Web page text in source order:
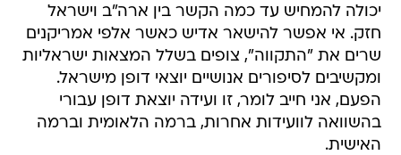
יכולה להמחיש עד כמה הקשר בין ארה"ב וישראל
חזק. אי אפשר להישאר אדיש כאשר אלפי אמריקנים
שרים את "התקווה", צופים בשלל המצאות ישראליות
ומקשיבים לסיפורים אנושיים יוצאי דופן מישראל.
הפעם, אני חייב לומר, זו ועידה יוצאת דופן עבורי
בהשוואה לוועידות אחרות, ברמה הלאומית וברמה
האישית.